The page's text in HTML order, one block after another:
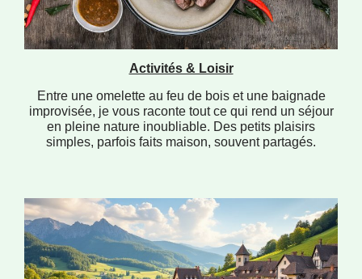
Activités & Loisir
Entre une omelette au feu de bois et une baignade
improvisée, je vous raconte tout ce qui rend un séjour
en pleine nature inoubliable. Des petits plaisirs
simples, parfois faits maison, souvent partagés.